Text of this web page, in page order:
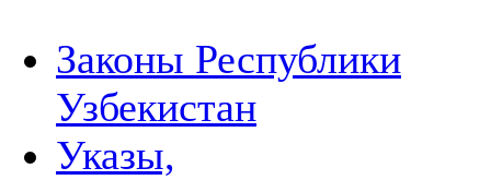
Законы Республики
Узбекистан
Указы,